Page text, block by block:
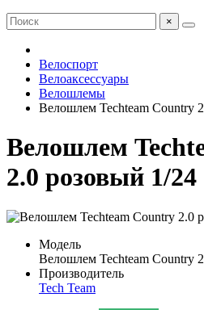
×
Велоспорт
Велоаксессуары
Велошлемы
Велошлем Techteam Country
Велошлем
2.0 розовый 1/24
Модель
Велошлем Techteam Country
Производитель
Tech Team